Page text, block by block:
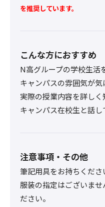
を推奨しています。
こんな方におすすめ
N高グループの学校生活
キャンパスの雰囲気が気
実際の授業内容を詳しく
キャンパス在校生と話し
注意事項・その他
筆記用具をお持ちくださ
服装の指定はございま
ださい。